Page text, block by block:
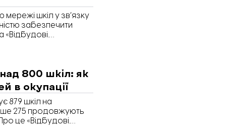
шкіл у зв’язку
забезпечити
«Відбудові.
кількості
800 шкіл: як
в окупації
879 шкіл на
275 продовжують
це «Відбудові.